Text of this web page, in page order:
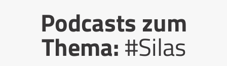
Podcasts zum
Thema:#Silas